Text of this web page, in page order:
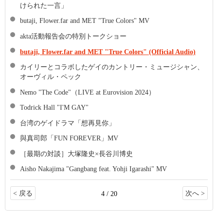
けられた一言」
butaji, Flower.far and MET "True Colors" MV
akta活動報告会の特別トークショー
butaji, Flower.far and MET "True Colors" (Official Audio)
カイリーとコラボしたゲイのカントリー・ミュージシャン、
オーヴィル・ペック
Nemo "The Code"（LIVE at Eurovision 2024）
Todrick Hall "I'M GAY"
台湾のゲイドラマ「想再見你」
與真司郎「FUN FOREVER」MV
［最期の対談］大塚隆史×長谷川博史
Aisho Nakajima "Gangbang feat. Yohji Igarashi" MV
< 戻る 4 / 20 次へ >